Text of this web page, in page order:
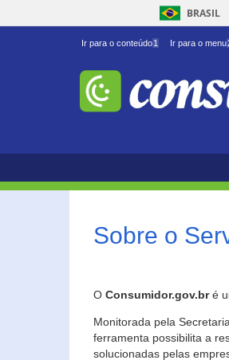
BRASIL
Ir para o conteúdo1 Ir para o menu
Sobre o
O Consumidor.gov.bré
Monitorada pela
ferramenta possibilita a
solucionadas pelas